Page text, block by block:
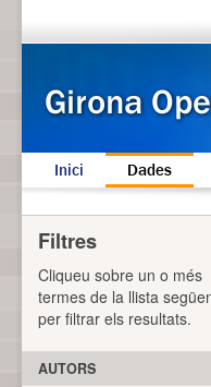
Inici Dades
Filtres
Cliqueu sobre un o més
termes de la llista
per filtrar els resultats.
AUTORS